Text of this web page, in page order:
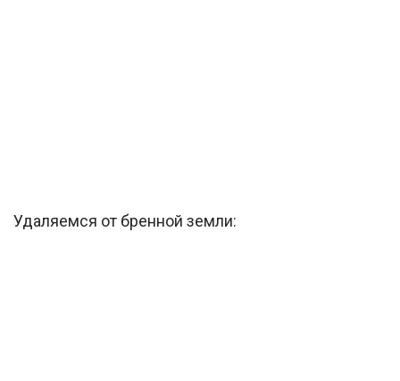
Удаляемся от бренной земли: